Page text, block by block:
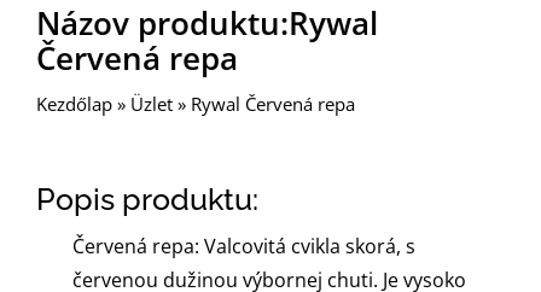
Názov produktu:Rywal
Červená repa
Kezdőlap » Üzlet » Rywal Červená repa
Popis produktu:
Červená repa: Valcovitá cvikla skorá, s
červenou dužinou výbornej chuti. Je vysoko